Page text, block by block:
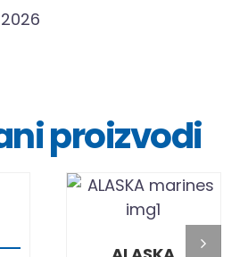
proizvodi
DETALJI